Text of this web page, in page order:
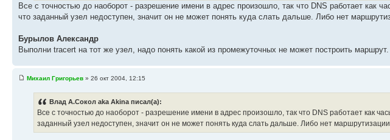
Все с точностью до наоборот - разрешение имени в адрес произошло, так что DNS работает как
что заданный узел недоступен, значит он не может понять куда слать дальше. Либо нет
Бурылов Александр
Выполни tracert на тот же узел, надо понять какой из промежуточных не может построить маршрут.
Михаил Григорьев » 26 окт 2004, 12:15
Влад А.Сокол aka Akina писал(а):
Все с точностью до наоборот - разрешение имени в адрес произошло, так что DNS работает как
заданный узел недоступен, значит он не может понять куда слать дальше. Либо нет